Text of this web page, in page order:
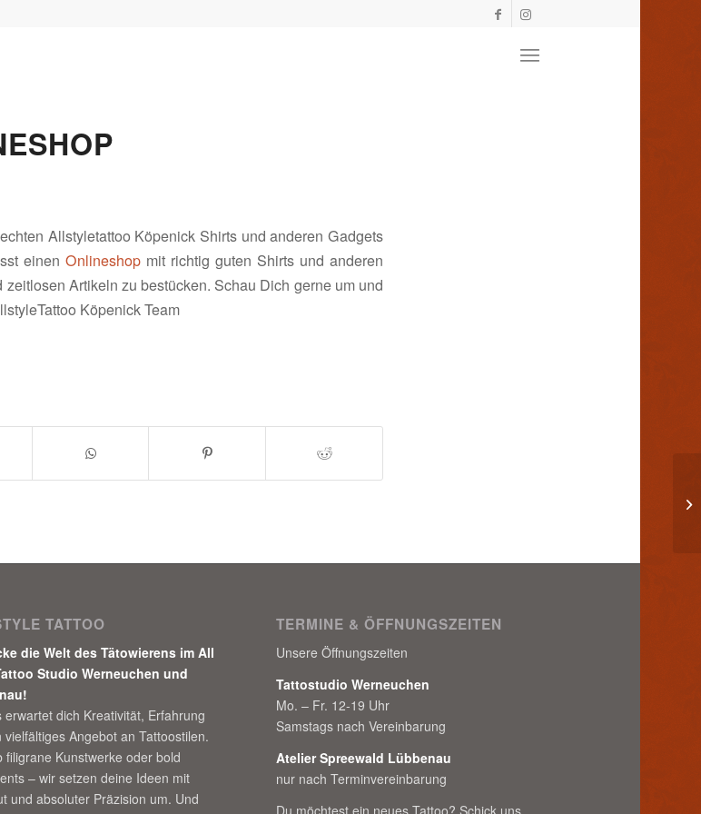
Allstyletattoo Köpenick Shirts und anderen Gadgets
einen Onlineshop mit richtig guten Shirts und anderen
Artikeln zu bestücken. Schau Dich gerne um und
Köpenick Team
TATTOO
die Welt des Tätowierens im All
Studio Werneuchen und
erwartet dich Kreativität, Erfahrung
vielfältiges Angebot an Tattoostilen.
filigrane Kunstwerke oder bold
– wir setzen deine Ideen mit
und absoluter Präzision um. Und
TERMINE & ÖFFNUNGSZEITEN
Unsere Öffnungszeiten
Tattostudio Werneuchen
Mo. – Fr. 12-19 Uhr
Samstags nach Vereinbarung
Atelier Spreewald Lübbenau
nur nach Terminvereinbarung
Du möchtest ein neues Tattoo? Schick uns